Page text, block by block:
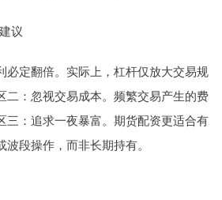
议
必定翻倍。实际上，杠杆仅放大交易规
二：忽视交易成本。频繁交易产生的费
三：追求一夜暴富。期货配资更适合有
段操作，而非长期持有。